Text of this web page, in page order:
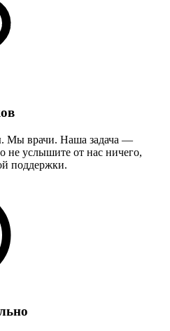
Мы врачи. Наша задача —
не услышите от нас ничего,
поддержки.